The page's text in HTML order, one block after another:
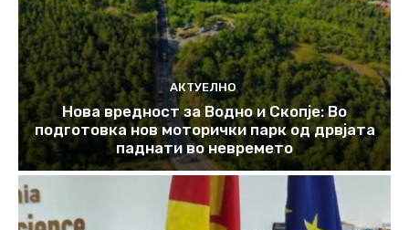
АКТУЕЛНО
Нова вредност за Водно и Скопје: Во
подготовка нов моторички парк од дрвјата
паднати во невремето